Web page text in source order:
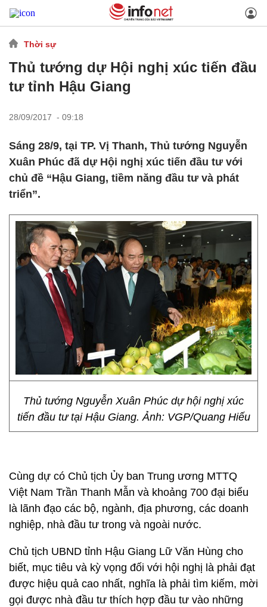
Thời sự
Thủ tướng dự Hội nghị xúc tiến đầu
tư tỉnh Hậu Giang
28/09/2017 - 09:18
Sáng 28/9, tại TP. Vị Thanh, Thủ tướng Nguyễn
Xuân Phúc đã dự Hội nghị xúc tiến đầu tư với
chủ đề “Hậu Giang, tiềm năng đầu tư và phát
triển”.
Thủ tướng Nguyễn Xuân Phúc dự hội nghị xúc
tiến đầu tư tại Hậu Giang. Ảnh: VGP/Quang Hiếu
Cùng dự có Chủ tịch Ủy ban Trung ương MTTQ
Việt Nam Trần Thanh Mẫn và khoảng 700 đại biểu
là lãnh đạo các bộ, ngành, địa phương, các doanh
nghiệp, nhà đầu tư trong và ngoài nước.
Chủ tịch UBND tỉnh Hậu Giang Lữ Văn Hùng cho
biết, mục tiêu và kỳ vọng đối với hội nghị là phải đạt
được hiệu quả cao nhất, nghĩa là phải tìm kiếm, mời
gọi được nhà đầu tư thích hợp đầu tư vào những